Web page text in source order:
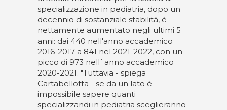
specializzazione in pediatria, dopo un
decennio di sostanziale stabilità, è
nettamente aumentato negli ultimi 5
anni: dai 440 nell'anno accademico
2016-2017 a 841 nel 2021-2022, con un
picco di 973 nell`anno accademico
2020-2021. "Tuttavia - spiega
Cartabellotta - se da un lato è
impossibile sapere quanti
specializzandi in pediatria sceglieranno